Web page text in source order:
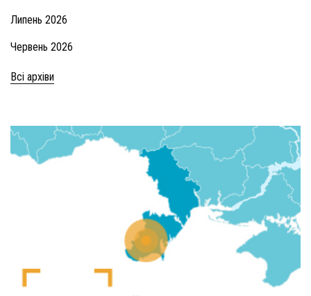
Липень 2026
Червень 2026
Всі архіви